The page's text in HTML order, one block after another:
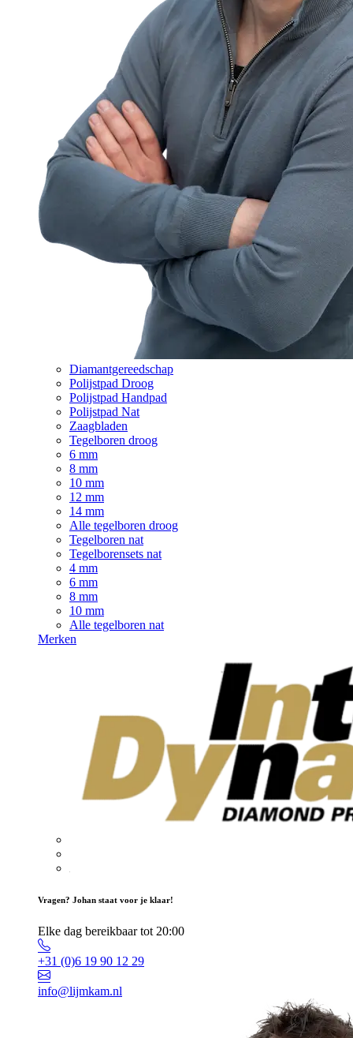
Diamantgereedschap
Polijstpad Droog
Polijstpad Handpad
Polijstpad Nat
Zaagbladen
Tegelboren droog
6 mm
8 mm
10 mm
12 mm
14 mm
Alle tegelboren droog
Tegelboren nat
Tegelborensets nat
4 mm
6 mm
8 mm
10 mm
Alle tegelboren nat
Merken
Vragen? Johan staat voor je klaar!
Elke dag bereikbaar tot 20:00
+31 (0)6 19 90 12 29
info@lijmkam.nl